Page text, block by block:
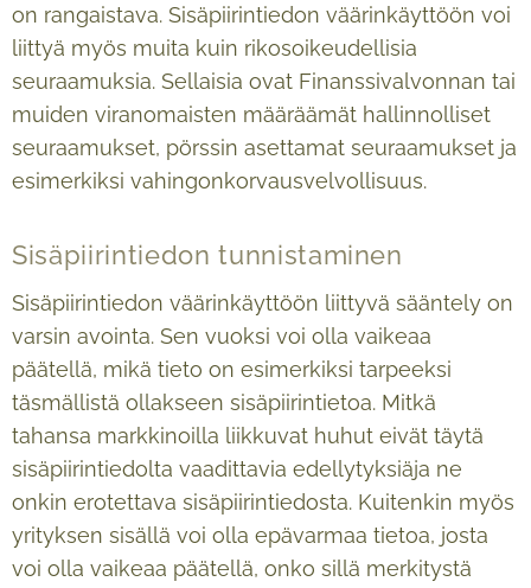
on rangaistava. Sisäpiirintiedon väärinkäyttöön voi
liittyä myös muita kuin rikosoikeudellisia
seuraamuksia. Sellaisia ovat Finanssivalvonnan tai
muiden viranomaisten määräämät hallinnolliset
seuraamukset, pörssin asettamat seuraamukset ja
esimerkiksi vahingonkorvausvelvollisuus.
Sisäpiirintiedon tunnistaminen
Sisäpiirintiedon väärinkäyttöön liittyvä sääntely on
varsin avointa. Sen vuoksi voi olla vaikeaa
päätellä, mikä tieto on esimerkiksi tarpeeksi
täsmällistä ollakseen sisäpiirintietoa. Mitkä
tahansa markkinoilla liikkuvat huhut eivät täytä
sisäpiirintiedolta vaadittavia edellytyksiäja ne
onkin erotettava sisäpiirintiedosta. Kuitenkin myös
yrityksen sisällä voi olla epävarmaa tietoa, josta
voi olla vaikeaa päätellä, onko sillä merkitystä